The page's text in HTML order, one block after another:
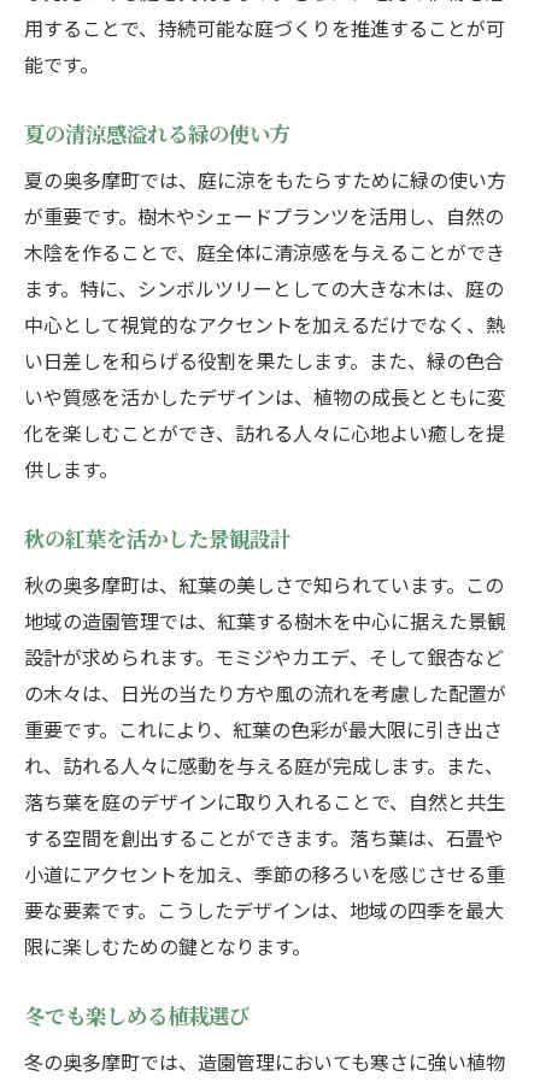
用することで、持続可能な庭づくりを推進することが可
能です。
夏の清涼感溢れる緑の使い方
夏の奥多摩町では、庭に涼をもたらすために緑の使い方
が重要です。樹木やシェードプランツを活用し、自然の
木陰を作ることで、庭全体に清涼感を与えることができ
ます。特に、シンボルツリーとしての大きな木は、庭の
中心として視覚的なアクセントを加えるだけでなく、熱
い日差しを和らげる役割を果たします。また、緑の色合
いや質感を活かしたデザインは、植物の成長とともに変
化を楽しむことができ、訪れる人々に心地よい癒しを提
供します。
秋の紅葉を活かした景観設計
秋の奥多摩町は、紅葉の美しさで知られています。この
地域の造園管理では、紅葉する樹木を中心に据えた景観
設計が求められます。モミジやカエデ、そして銀杏など
の木々は、日光の当たり方や風の流れを考慮した配置が
重要です。これにより、紅葉の色彩が最大限に引き出さ
れ、訪れる人々に感動を与える庭が完成します。また、
落ち葉を庭のデザインに取り入れることで、自然と共生
する空間を創出することができます。落ち葉は、石畳や
小道にアクセントを加え、季節の移ろいを感じさせる重
要な要素です。こうしたデザインは、地域の四季を最大
限に楽しむための鍵となります。
冬でも楽しめる植栽選び
冬の奥多摩町では、造園管理においても寒さに強い植物